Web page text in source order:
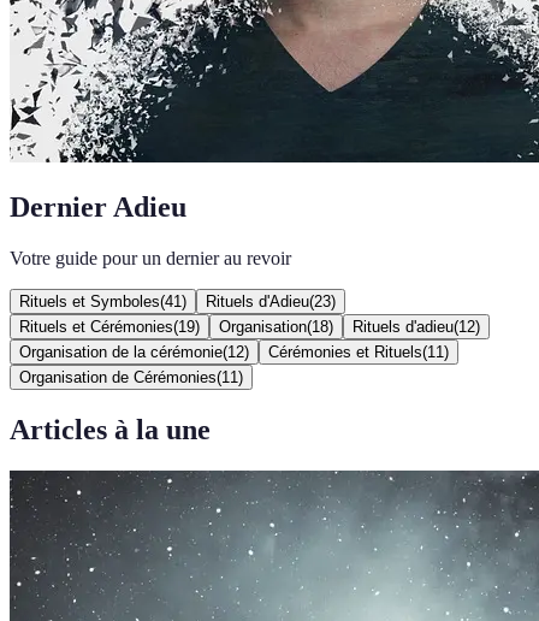
Dernier Adieu
Votre guide pour un dernier au revoir
Rituels et Symboles(41 ) Rituels d'Adieu(23)
Rituels et Cérémonies(19) Organisation(18) Rituels d'adieu(12)
Organisation de la cérémonie(12) Cérémonies et Rituels(11 )
Organisation de Cérémonies(11 )
Articles à la une